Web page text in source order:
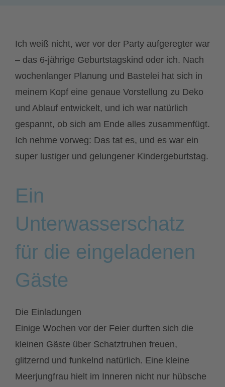
Ich weiß nicht, wer vor der Party aufgeregter war
– das 6-jährige Geburtstagskind oder ich. Nach
wochenlanger Planung und Bastelei hat sich in
meinem Kopf eine genaue Vorstellung zu Deko
und Ablauf entwickelt, und ich war natürlich
gespannt, ob sich am Ende alles zusammenfügt.
Ich nehme vorweg: Das tat es, und es war ein
super lustiger und gelungener Kindergeburtstag.
Ein
Unterwasserschatz
für die eingeladenen
Gäste
Die Einladungen
Einige Wochen vor der Feier durften sich die
kleinen Gäste über Schatztruhen freuen,
glitzernd und funkelnd natürlich. Eine kleine
Meerjungfrau hielt im Inneren nicht nur hübsche